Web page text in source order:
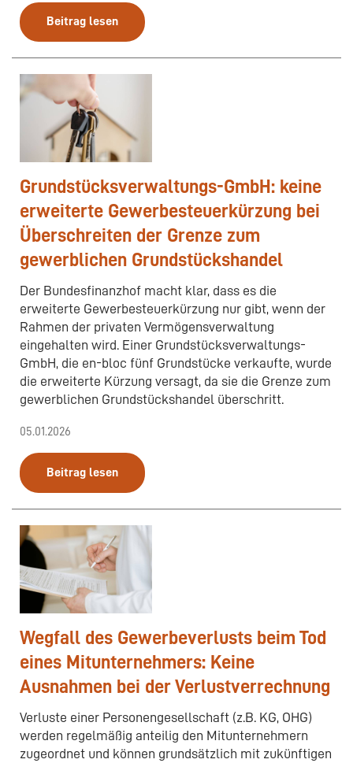
Beitrag lesen
Grundstücksverwaltungs-GmbH: keine
erweiterte Gewerbesteuerkürzung bei
Überschreiten der Grenze zum
gewerblichen Grundstückshandel
Der Bundesfinanzhof macht klar, dass es die
erweiterte Gewerbesteuerkürzung nur gibt, wenn der
Rahmen der privaten Vermögensverwaltung
eingehalten wird. Einer Grundstücksverwaltungs-
GmbH, die en-bloc fünf Grundstücke verkaufte, wurde
die erweiterte Kürzung versagt, da sie die Grenze zum
gewerblichen Grundstückshandel überschritt.
05.01.2026
Beitrag lesen
Wegfall des Gewerbeverlusts beim Tod
eines Mitunternehmers: Keine
Ausnahmen bei der Verlustverrechnung
Verluste einer Personengesellschaft (z.B. KG, OHG)
werden regelmäßig anteilig den Mitunternehmern
zugeordnet und können grundsätzlich mit zukünftigen